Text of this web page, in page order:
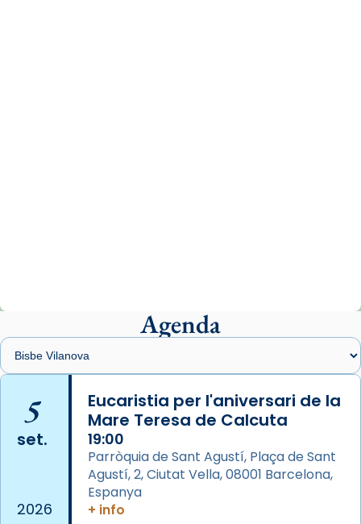
presidit aquest 27 de juliol la missa de Les
Santes de Mataró.
🔗
📸 J. Merino
Photo
View on Facebook ·
Arquebisbat de Barcelona
de Barcelona.
2 weeks ago
Agenda
5
set.
2026
Eucaristia per l'aniversari de la
Mare Teresa de Calcuta
19:00
Parròquia de Sant Agustí, Plaça de Sant
Agustí, 2, Ciutat Vella, 08001 Barcelona,
Espanya
+ info